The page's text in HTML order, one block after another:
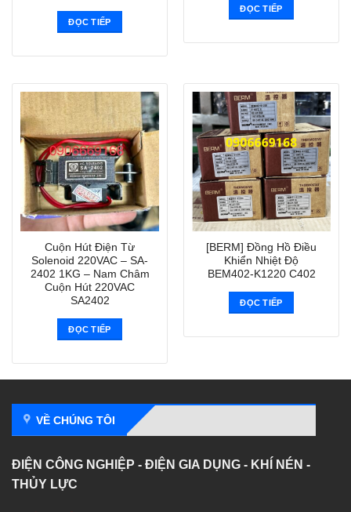
ĐỌC TIẾP
ĐỌC TIẾP
Cuộn Hút Điện Từ
Solenoid 220VAC – SA-
2402 1KG – Nam Châm
Cuộn Hút 220VAC
SA2402
ĐỌC TIẾP
[BERM] Đồng Hồ Điều
Khiển Nhiệt Độ
BEM402-K1220 C402
ĐỌC TIẾP
VỀ CHÚNG TÔI
ĐIỆN CÔNG NGHIỆP - ĐIỆN GIA DỤNG - KHÍ NÉN -
THỦY LỰC